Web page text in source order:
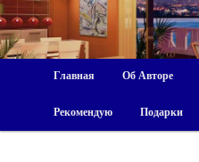
Главная Об Авторе
Рекомендую Подарки